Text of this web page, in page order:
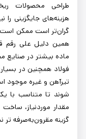
طراحی محصولات
هزینه‌های جایگزینی
گران‌تر است ممکن است
همین دلیل علی رقم
ماده بیشتر در
فولاد همچنین در
تیرآهن و غیره موجود
شوند تا متناسب با
مقدار موردنیاز،
گزینه مقرون‌به‌صرفه